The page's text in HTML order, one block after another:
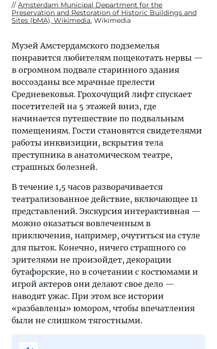
Amsterdam Municipal Department for the
Preservation and Restoration of Historic Buildings and
Sites (bMA), Wikimedia, Wikimedia
Музей Амстердамского подземелья
понравится любителям пощекотать нервы —
в огромном подвале старинного здания
воссозданы все мрачные прелести
Средневековья. Грохочущий лифт спускает
посетителей на 5 этажей вниз, где
начинается путешествие по подвальным
помещениям. Гости становятся свидетелями
работы инквизиции, вскрытия тела
преступника в анатомическом театре,
страшных болезней.
В течение 1,5 часов разворачивается
театрализованное действие, включающее 11
представлений. Экскурсия интерактивная —
можно оказаться вовлеченным в
приключения, например, очутиться на стуле
для пыток. Конечно, ничего страшного со
зрителями не произойдет, декорации
бутафорские, но в сочетании с костюмами и
игрой актеров они делают свое дело —
наводят ужас. При этом все истории
«разбавлены» юмором, чтобы впечатления
были не слишком тягостными.